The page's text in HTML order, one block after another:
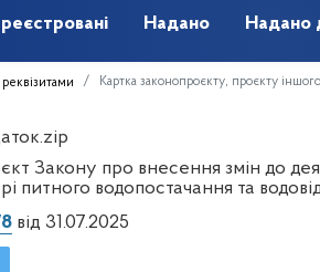
Надано Надано
реквізитами Картка законопроєкту, проєкту
Закону про внесення змін до
питного водопостачання та
від 31.07.2025